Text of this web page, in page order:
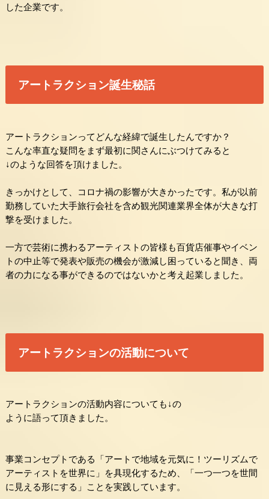
した企業です。
アートラクション誕生秘話
アートラクションってどんな経緯で誕生したんですか？
こんな率直な疑問をまず最初に関さんにぶつけてみると
↓のような回答を頂けました。
きっかけとして、コロナ禍の影響が大きかったです。 私が以前
勤務していた大手旅行会社を含め観光関連業界全体が大き な打
撃を受けました。
一方で芸術に携わるアーティストの皆様も百貨店催事やイベン
トの中止等で発表や販売の機会が激減し困っていると聞き、両
者の力になる事ができるのではないかと考え起業しま した。
アートラクションの活動について
アートラクションの活動内容についても↓の
ように語って頂きました。
事業コンセプトである「アートで地域を元気に！ ツーリズムで
アーティストを世界に」を具現化するため、「一つ一つを世間
に見える形にする」ことを実践しています。